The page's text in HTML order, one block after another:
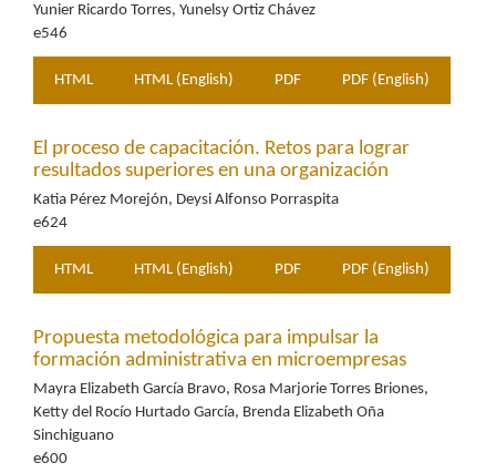
Yunier Ricardo Torres, Yunelsy Ortiz Chávez
e546
HTML HTML (English) PDF PDF (English)
El proceso de capacitación. Retos para lograr
resultados superiores en una organización
Katia Pérez Morejón, Deysi Alfonso Porraspita
e624
HTML HTML (English) PDF PDF (English)
Propuesta metodológica para impulsar la
formación administrativa en microempresas
Mayra Elizabeth García Bravo, Rosa Marjorie Torres Briones,
Ketty del Rocío Hurtado García, Brenda Elizabeth Oña
Sinchiguano
e600